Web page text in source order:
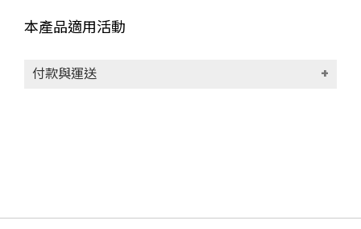
本產品適用活動
付款與運送
運送方式